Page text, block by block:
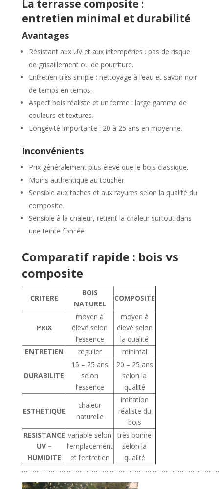
La terrasse composite :
entretien minimal et durabilité
Avantages
Résistant aux UV et aux intempéries : pas de risque
de grisaillement ou de pourriture.
Entretien très simple : nettoyage à l’eau et savon noir
de temps en temps.
Aspect bois réaliste et uniforme : large gamme de
couleurs et textures.
Longévité importante : 20 à 25 ans en moyenne.
Inconvénients
Prix généralement plus élevé que le bois classique.
Moins authentique au toucher.
Sensible aux taches et aux rayures selon la qualité du
composite.
Sensible à la chaleur, retient la chaleur surtout dans
une teinte foncée
Comparatif rapide : bois vs
composite
CRITERE
BOIS
NATUREL
COMPOSITE
PRIX
moyen à
élevé selon
l’essence
moyen à
élevé selon
la qualité
ENTRETIEN
régulier minimal
DURABILITE
15 – 25 ans
selon
l’essence
20 – 25 ans
selon la
qualité
ESTHETIQUE
chaleur
naturelle
imitation
réaliste du
bois
RESISTANCE
UV –
HUMIDITE
variable selon
l’emplacement
et l’entretien
très bonne
selon la
qualité